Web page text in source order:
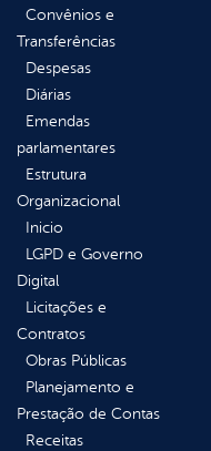
Convênios e
Transferências
Despesas
Diárias
Emendas
parlamentares
Estrutura
Organizacional
Inicio
LGPD e Governo
Digital
Licitações e
Contratos
Obras Públicas
Planejamento e
Prestação de Contas
Receitas